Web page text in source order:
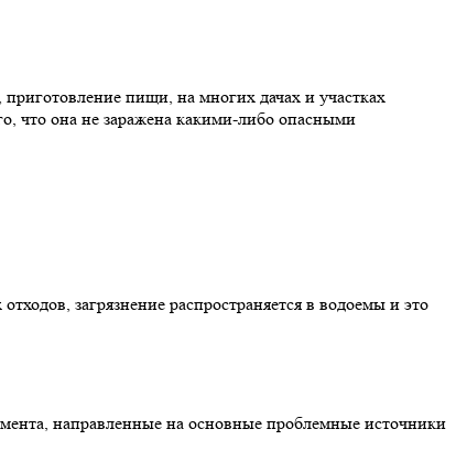
пищи, на многих дачах и участках
что она не заражена какими-либо опасными
загрязнение распространяется в водоемы и это
направленные на основные проблемные источники